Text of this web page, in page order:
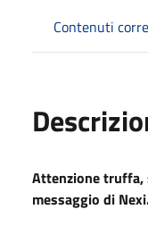
Contenuti
Attenzione
messaggio di